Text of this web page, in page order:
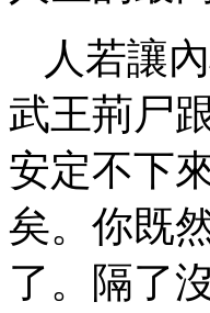
人若讓
武王荊尸
安定不下
矣。你既
了。隔了